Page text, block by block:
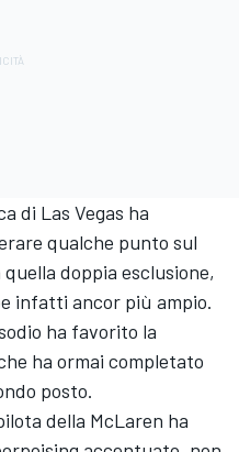
di Las Vegas ha
qualche punto sul
doppia esclusione,
infatti ancor più ampio.
ha favorito la
ha ormai completato
posto.
della McLaren ha